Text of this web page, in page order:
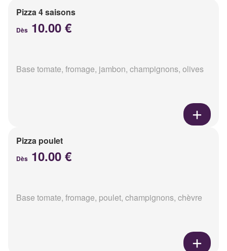
Pizza 4 saisons
Dès 10.00 €
Base tomate, fromage, jambon, champignons, olives
Pizza poulet
Dès 10.00 €
Base tomate, fromage, poulet, champignons, chèvre